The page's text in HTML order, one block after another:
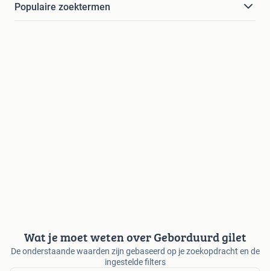
Populaire zoektermen
Wat je moet weten over Geborduurd gilet
De onderstaande waarden zijn gebaseerd op je zoekopdracht en de
ingestelde filters